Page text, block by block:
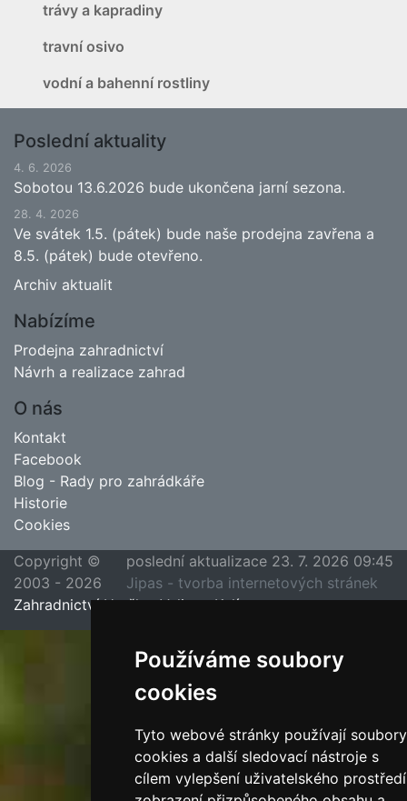
Používáme soubory
cookies
Tyto webové stránky používají soubory
cookies a další sledovací nástroje s
cílem vylepšení uživatelského
trávy a kapradiny
travní osivo
vodní a bahenní rostliny
Poslední aktuality
4. 6. 2026
Sobotou 13.6.2026 bude ukončena jarní sezona.
28. 4. 2026
Ve svátek 1.5. (pátek) bude naše prodejna zavřena a
8.5. (pátek) bude otevřeno.
Archiv aktualit
Nabízíme
Prodejna zahradnictví
Návrh a realizace zahrad
O nás
Kontakt
Facebook
Blog - Rady pro zahrádkáře
Historie
Cookies
poslední aktualizace 23. 7. 2026 09:45
Jipas - tvorba internetových stránek
Copyright ©
2003 - 2026
Zahradnictví Hruška, Velim u Kolína